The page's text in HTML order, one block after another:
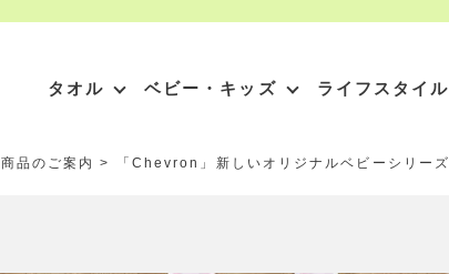
タオル ベビー・キッズ ライフスタイル
商品のご案内 > 「Chevron」新しいオリジナルベビーシリーズ